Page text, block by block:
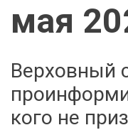
мая
Верховный
кого не